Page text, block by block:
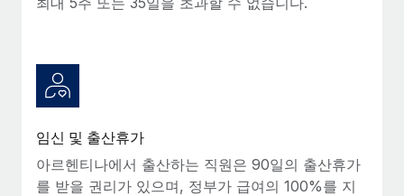
임신 및 출산휴가
아르헨티나에서 출산하는 직원은 90일의 출산휴가
를 받을 권리가 있으며, 정부가 급여의 100%를 지